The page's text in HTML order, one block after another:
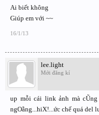
Ai biết không
Giúp em với ~~
16/1/13
lee.light
Mới đăng kí
up mỗi cái link ảnh mà
ngOằng...hiX!...ức chế quá del